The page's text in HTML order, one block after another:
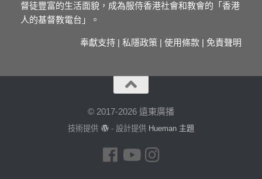
督徒豐富的生活面貌，成為服侍香港社會和教會的「香港
人的基督教電台」。
奉獻支持 | 私隱政策 | 使用條款 | 免責聲明
© 2017-2026 遠東廣播
技術提供 - 設計提供 Hueman 主題